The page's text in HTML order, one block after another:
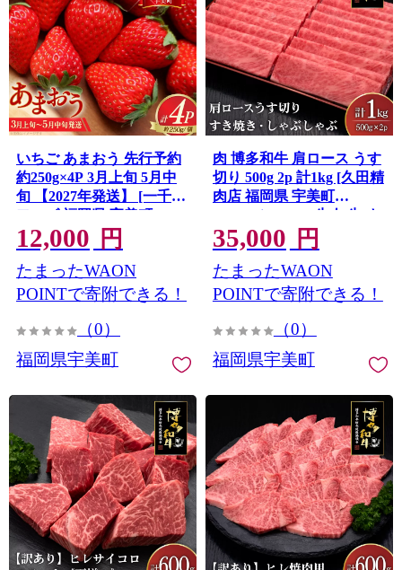
いちご あまおう 先行予約
約250g×4P 3月上旬 5月中
旬 【2027年発送】 [一千也
フーズ 福岡県 宇美町
um40azp140005] 苺 イチゴ
フルーツ ストロベリー 甘
い あまい 季節限定 期間限
定 1kg 2027
12,000 円
たまったWAON
POINTで寄附できる！
（0）
福岡県宇美町
肉 博多和牛 肩ロース うす
切り 500g 2p 計1kg [久田精
肉店 福岡県 宇美町
um40bsi440000] 牛肉 牛 す
き焼き しゃぶしゃぶ 冷凍
35,000 円
たまったWAON
POINTで寄附できる！
（0）
福岡県宇美町